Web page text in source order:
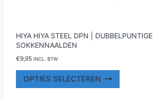
HIYA HIYA STEEL DPN | DUBBELPUNTIGE
SOKKENNAALDEN
€9,95 INCL. BTW
OPTIES SELECTEREN